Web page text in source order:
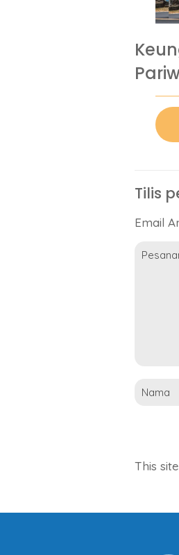
Tilis
Email
This